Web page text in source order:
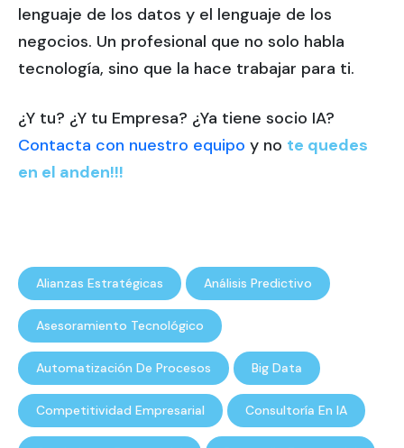
lenguaje de los datos y el lenguaje de los
negocios. Un profesional que no solo habla
tecnología, sino que la hace trabajar para ti.
¿Y tu? ¿Y tu Empresa? ¿Ya tiene socio IA?
Contacta con nuestro equipo y no te quedes
en el anden!!!
Alianzas Estratégicas Análisis Predictivo
Asesoramiento Tecnológico
Automatización De Procesos Big Data
Competitividad Empresarial Consultoría En IA